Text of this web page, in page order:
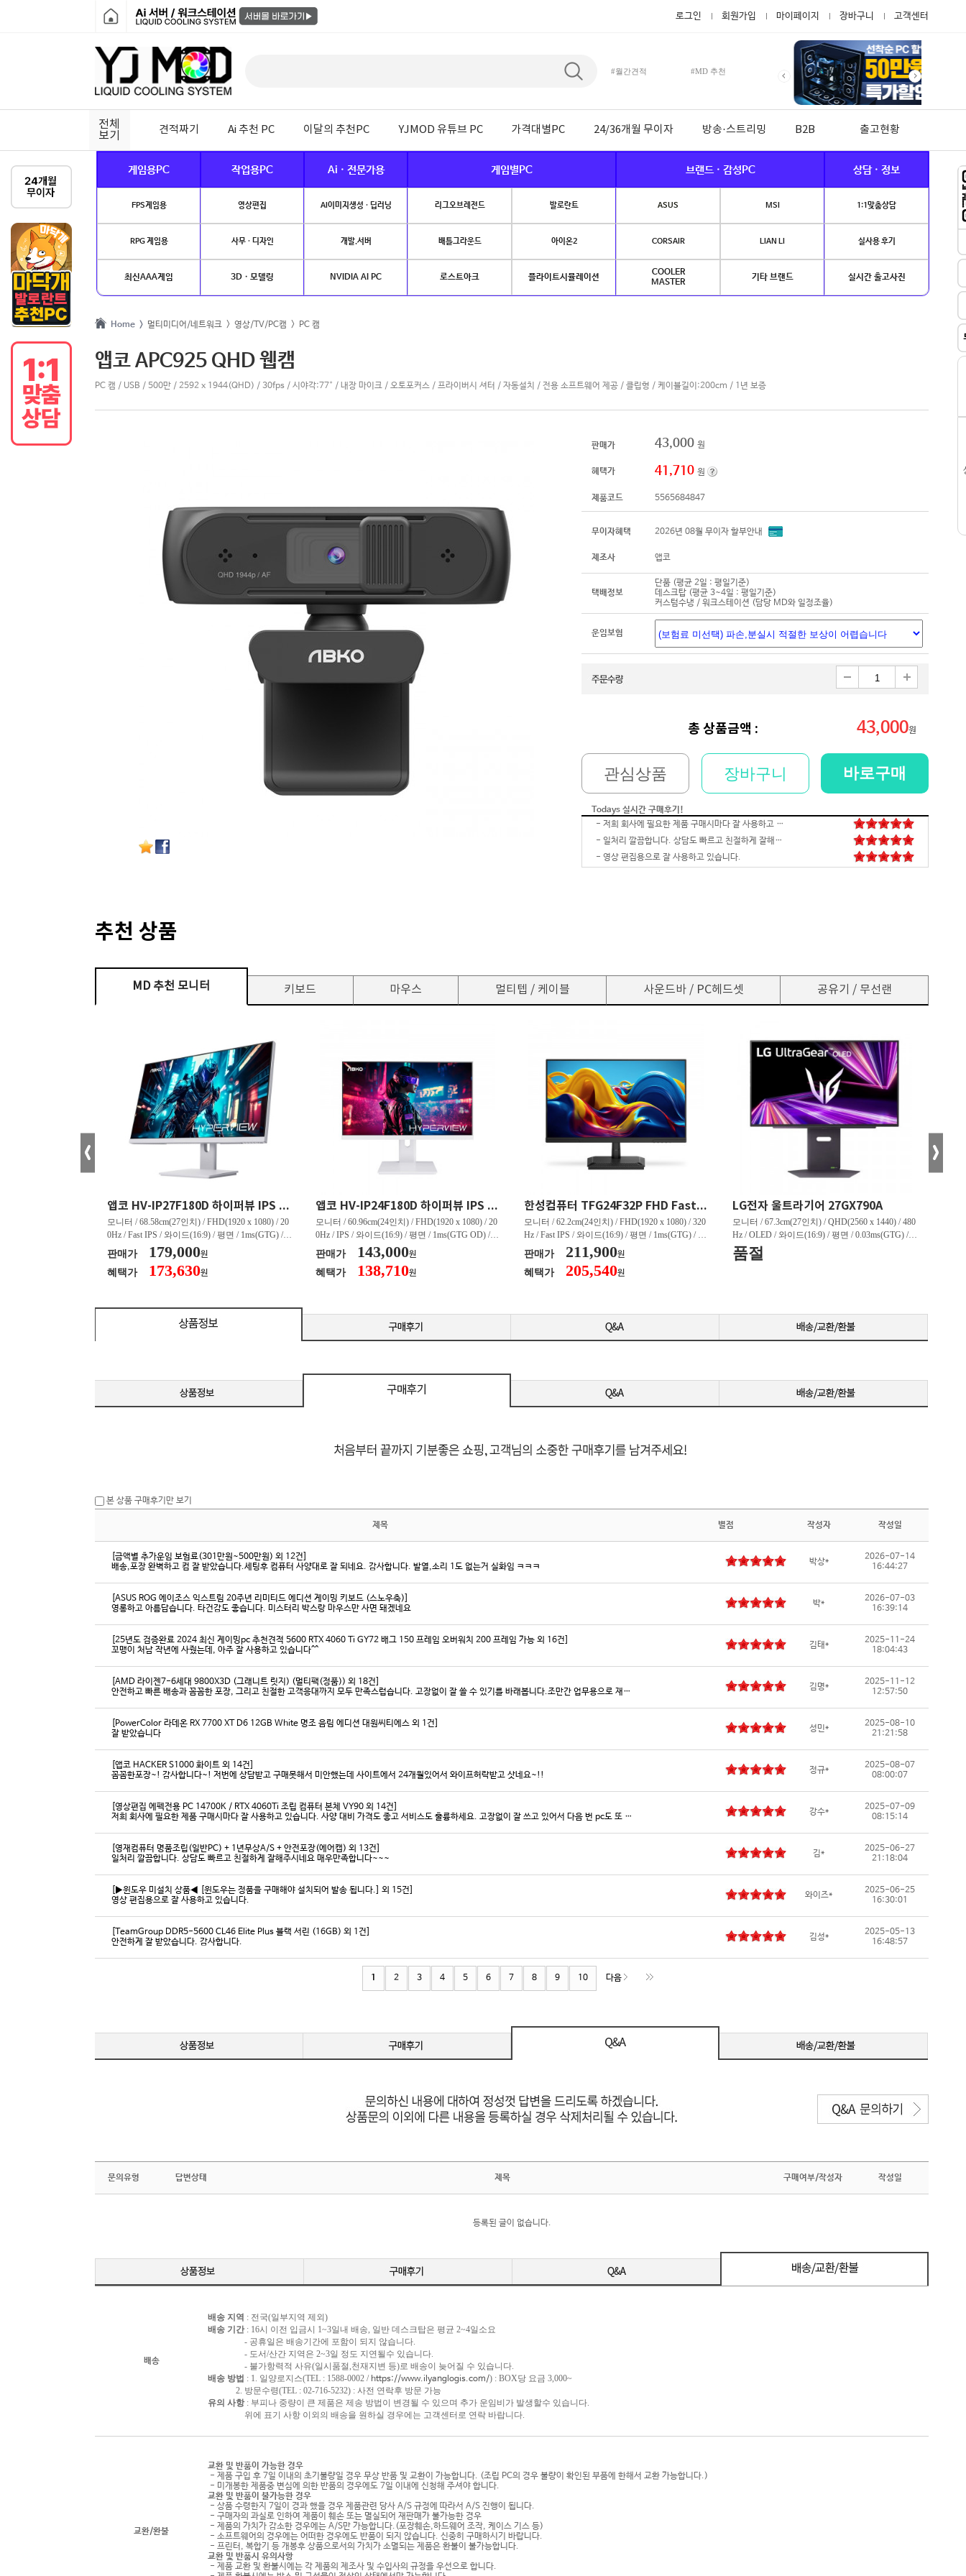
로그인 회원가입 마이페이지 장바구니 고객센터
#월간견적 #MD 추천
전체
보기
견적짜기 Ai 추천 PC 이달의 추천PC YJMOD 유튜브 PC 가격대별PC 24/36개월 무이자 방송·스트리밍 B2B 출고현황
게임용PC 작업용PC Ai · 전문가용 게임별PC 브랜드 · 감성PC 상담 · 정보
FPS게임용 영상편집 AI이미지생성 · 딥러닝 리그오브레전드 발로란트 ASUS MSI 1:1맞춤상담
RPG 게임용 사무 · 디자인 개발.서버 배틀그라운드 아이온2 CORSAIR LIAN LI 실사용 후기
최신AAA게임 3D · 모델링 NVIDIA AI PC 로스트아크 플라이트시뮬레이션
COOLER
MASTER
기타 브랜드 실시간 출고사진
Home > 멀티미디어/네트워크 > 영상/TV/PC캠 > PC 캠
앱코 APC925 QHD 웹캠
PC 캠 / USB / 500만 / 2592 x 1944(QHD) / 30fps / 시야각:77° / 내장 마이크 / 오토포커스 / 프라이버시 셔터 / 자동설치 / 전용 소프트웨어 제공 / 클립형 / 케이블길이:200cm / 1년 보증
판매가 43,000 원
혜택가 41,710 원
제품코드 5565684847
무이자혜택 2026년 08월 무이자 할부안내
제조사 앱코
택배정보
단품 (평균 2일 : 평일기준)
데스크탑 (평균 3~4일 : 평일기준)
커스텀수냉 / 워크스테이션 (담당 MD와 일정조율)
운임보험
총 상품금액 : 43,000원
관심상품 장바구니 바로구매
Todays 실시간 구매후기!
-
저희 회사에 필요한 제품 구매시마다 잘 사용하고 있습니다. 사양 대비 가격도 좋고 서비스도 훌륭하세요. 고장없이 잘 쓰고 있어서 다음 번 pc도 또 살 예정이에요. 앞으로도 잘 부탁드려요
-
일처리 깔끔합니다. 상담도 빠르고 친절하게 잘해주시네요 매우만족합니다~~~
- 영상 편집용으로 잘 사용하고 있습니다.
추천 상품
MD 추천 모니터 키보드 마우스 멀티텝 / 케이블 사운드바 / PC헤드셋 공유기 / 무선랜
앱코 HV-IP27F180D 하이퍼뷰 IPS FHD 200 HDR 무결점
모니터 / 68.58cm(27인치) / FHD(1920 x 1080) / 20
0Hz / Fast IPS / 와이드(16:9) / 평면 / 1ms(GTG) / 3
50nit / 1,000:1 / 헤드폰 아웃 / LED 조명 / 틸트(상
하) / 6kg / [색상영역] / sRGB:128% / Adobe RGB:8
5% / DCI-P3:91% / NTSC:90% / [게임특화] / 조준
판매가 179,000원
혜택가 173,630원
앱코 HV-IP24F180D 하이퍼뷰 IPS FHD 180 HDR 무결점
모니터 / 60.96cm(24인치) / FHD(1920 x 1080) / 20
0Hz / IPS / 와이드(16:9) / 평면 / 1ms(GTG OD) / 2
50nit / 1,000:1 / 헤드폰 아웃 / LED 조명 / 틸트(상
하) / 4.9kg / [색상영역] / sRGB:99% / Adobe RGB:
80% / DCI-P3:80% / NTSC:75% / [게임특화] / 조준
판매가 143,000원
혜택가 138,710원
한성컴퓨터 TFG24F32P FHD Fast IPS 리얼 320 게이밍 무결점
모니터 / 62.2cm(24인치) / FHD(1920 x 1080) / 320
Hz / Fast IPS / 와이드(16:9) / 평면 / 1ms(GTG) / 45
0nit / 1,000:1 / 헤드폰 아웃 / 틸트(상하) / 3.1kg /
[색상영역] / sRGB:99% / DCI-P3:91% / [게임특화]
/ G-Sync 호환 / FreeSync / [단자정보] / HDMI 2.0 /
판매가 211,900원
혜택가 205,540원
LG전자 울트라기어 27GX790A
모니터 / 67.3cm(27인치) / QHD(2560 x 1440) / 480
Hz / OLED / 와이드(16:9) / 평면 / 0.03ms(GTG) / 1,
300nit / 1,500,000:1 / VESA TRUE BLACK 400 / 헤
드폰 아웃 / 피벗(회전) / 엘리베이션(높낮이) / 틸
ync 호환(NVIDIA인증) / FreeSync / FreeSync 프리
미엄 / FreeSync 프리미엄 프로 / [단자정보] / HD
MI 2.1 / DP 2.1
품절
본 상품 구매후기만 보기
제목 별점 작성자 작성일
[금액별 추가운임 보험료(301만원~500만원) 외 12건]
배송,포장 완벽하고 컴 잘 받았습니다.세팅후 컴퓨터 사양대로 잘 되네요. 감사합니다. 발열,소리 1도 없는거 실화임 ㅋㅋㅋ
박상*
2026-07-14
16:44:27
[ASUS ROG 에이조스 익스트림 20주년 리미티드 에디션 게이밍 키보드 (스노우축)]
영롱하고 아름답습니다. 타건감도 좋습니다. 미스터리 박스랑 마우스만 사면 돼겠네요
박*
2026-07-03
16:39:14
[25년도 검증완료 2024 최신 게이밍pc 추천견적 5600 RTX 4060 Ti GY72 배그 150 프레임 오버워치 200 프레임 가능 외 16건]
꼬맹이 처남 작년에 사줬는데, 아주 잘 사용하고 있습니다^^
김태*
2025-11-24
18:04:43
[AMD 라이젠7-6세대 9800X3D (그래니트 릿지) (멀티팩(정품)) 외 18건]
안전하고 빠른 배송과 꼼꼼한 포장, 그리고 친절한 고객응대까지 모두 만족스럽습니다. 고장없이 잘 쓸 수 있기를 바래봅니다.조만간 업무용으로 재구매 하도록 하겠습니다. 감사합니다.
김명*
2025-11-12
12:57:50
[PowerColor 라데온 RX 7700 XT D6 12GB White 명조 음림 에디션 대원씨티에스 외 1건]
잘 받았습니다
성민*
2025-08-10
21:21:58
[앱코 HACKER S1000 화이트 외 14건]
꼼꼼한포장~! 감사합니다~! 저번에 상담받고 구매못해서 미안했는데 사이트에서 24개월있어서 와이프허락받고 삿네요~!!
정규*
2025-08-07
08:00:07
[영상편집 에펙전용 PC 14700K / RTX 4060Ti 조립 컴퓨터 본체 VY90 외 14건]
저희 회사에 필요한 제품 구매시마다 잘 사용하고 있습니다. 사양 대비 가격도 좋고 서비스도 훌륭하세요. 고장없이 잘 쓰고 있어서 다음 번 pc도 또 살 예정이에요. 앞으로도 잘 부탁드려요
강수*
2025-07-09
08:15:14
[영재컴퓨터 명품조립(일반PC) + 1년무상A/S + 안전포장(에어캡) 외 13건]
일처리 깔끔합니다. 상담도 빠르고 친절하게 잘해주시네요 매우만족합니다~~~
김*
2025-06-27
21:18:04
[▶윈도우 미설치 상품◀ [윈도우는 정품을 구매해야 설치되어 발송 됩니다.] 외 15건]
영상 편집용으로 잘 사용하고 있습니다.
와이즈*
2025-06-25
16:30:01
[TeamGroup DDR5-5600 CL46 Elite Plus 블랙 서린 (16GB) 외 1건]
안전하게 잘 받았습니다. 감사합니다.
김성*
2025-05-13
16:48:57
1 2 3 4 5 6 7 8 9 10 다음
문의유형 답변상태 제목 구매여부/작성자 작성일
등록된 글이 없습니다.
배송
배송 지역 : 전국(일부지역 제외)
배송 기간 : 16시 이전 입금시 1~3일내 배송, 일반 데스크탑은 평균 2~4일소요
- 공휴일은 배송기간에 포함이 되지 않습니다.
- 도서/산간 지역은 2~3일 정도 지연될수 있습니다.
- 불가항력적 사유(일시품절,천재지변 등)로 배송이 늦어질 수 있습니다.
배송 방법 : 1. 일양로지스(TEL : 1588-0002 / https://www.ilyanglogis.com/) : BOX당 요금 3,000~
2. 방문수령(TEL : 02-716-5232) : 사전 연락후 방문 가능
유의 사항: 부피나 중량이 큰 제품은 제송 방법이 변경될 수 있으며 추가 운임비가 발생할수 있습니다.
위에 표기 사항 이외의 배송을 원하실 경우에는 고객센터로 연락 바랍니다.
교환/환불
교환 및 반품이 가능한 경우
- 제품 구입 후 7일 이내의 초기불량일 경우 무상 반품 및 교환이 가능합니다. (조립 PC의 경우 불량이 확인된 부품에 한해서 교환 가능합니다.)
- 미개봉한 제품중 변심에 의한 반품의 경우에도 7일 이내에 신청해 주셔야 합니다.
교환 및 반품이 불가능한 경우
- 상품 수령한지 7일이 경과 했을 경우 제품관련 당사 A/S 규정에 따라서 A/S 진행이 됩니다.
- 구매자의 과실로 인하여 제품이 훼손 또는 멸실되어 재판매가 불가능한 경우
- 제품의 가치가 감소한 경우에는 A/S만 가능합니다.(포장훼손,하드웨어 조작, 케이스 기스 등)
- 소프트웨어의 경우에는 어떠한 경우에도 반품이 되지 않습니다. 신중히 구매하시기 바랍니다.
- 프린터, 복합기 등 개봉후 상품으로서의 가치가 소멸되는 제품은 환불이 불가능합니다.
교환 및 반품시 유의사항
- 제품 교환 및 환불시에는 각 제품의 제조사 및 수입사의 규정을 우선으로 합니다.